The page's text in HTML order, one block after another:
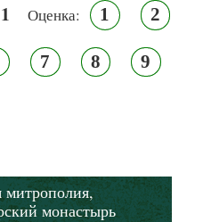
1 Оценка: 1 2
7 8 9
митрополия,
монастырь